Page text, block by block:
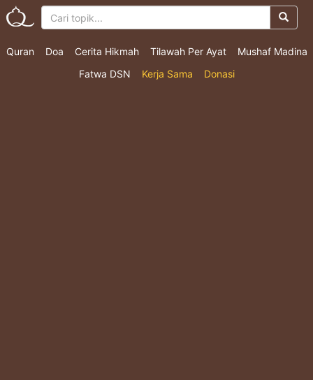
Quran Doa Cerita Hikmah Tilawah Per Ayat
Mushaf Madina
Fatwa DSN
Kerja Sama Donasi